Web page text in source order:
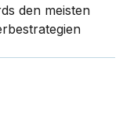
den meisten